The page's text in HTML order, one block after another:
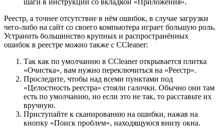
шаги в инструкции со вкладкой «Приложения».
Реестр, а точнее отсутствие в нём ошибок, в случае загрузки
чего-либо на сайт со своего компьютера играет большую роль.
Устранить большинство крупных и распространённых
ошибок в реестре можно также с CCleaner:
Так как по умолчанию в CCleaner открывается плитка
«Очистка», вам нужно переключиться на «Реестр».
Проследите, чтобы над всеми пунктами под
«Целостность реестра» стояли галочки. Обычно они там
есть по умолчанию, но если это не так, то расставьте их
вручную.
Приступайте к сканированию на ошибки, нажав на
кнопку «Поиск проблем», находящуюся внизу окна.